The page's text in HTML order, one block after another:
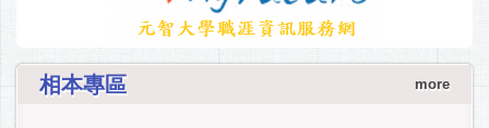
相本專區 more